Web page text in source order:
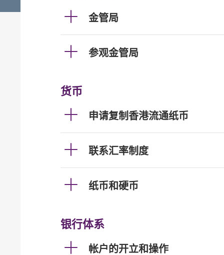
金管局
参观金管局
货币
申请复制香港流通纸币
联系汇率制度
纸币和硬币
银行体系
帐户的开立和操作